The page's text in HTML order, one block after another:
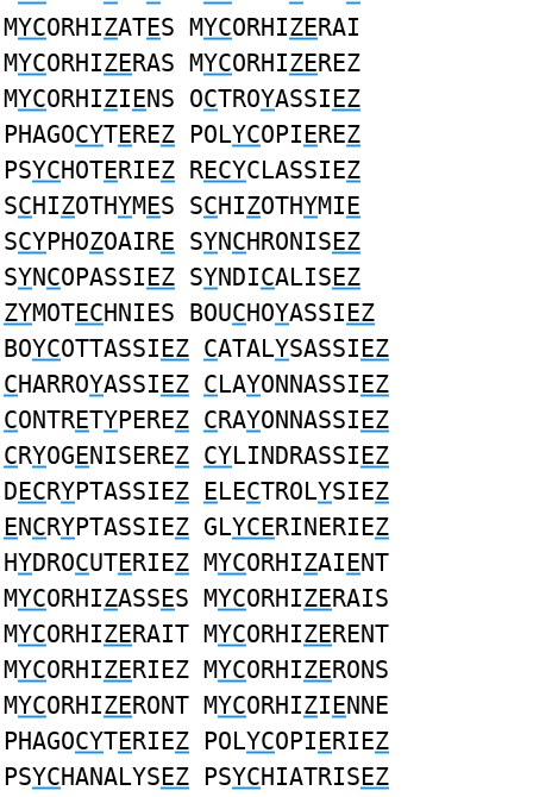
MYCORHIZATES MYCORHIZERAI
MYCORHIZERAS MYCORHIZEREZ
MYCORHIZIENS OCTROYASSIEZ
PHAGOCYTEREZ POLYCOPIEREZ
PSYCHOTERIEZ RECYCLASSIEZ
SCHIZOTHYMES SCHIZOTHYMIE
SCYPHOZOAIRE SYNCHRONISEZ
SYNCOPASSIEZ SYNDICALISEZ
ZYMOTECHNIES BOUCHOYASSIEZ
BOYCOTTASSIEZ CATALYSASSIEZ
CHARROYASSIEZ CLAYONNASSIEZ
CONTRETYPEREZ CRAYONNASSIEZ
CRYOGENISEREZ CYLINDRASSIEZ
DECRYPTASSIEZ ELECTROLYSIEZ
ENCRYPTASSIEZ GLYCERINERIEZ
HYDROCUTERIEZ MYCORHIZAIENT
MYCORHIZASSES MYCORHIZERAIS
MYCORHIZERAIT MYCORHIZERENT
MYCORHIZERIEZ MYCORHIZERONS
MYCORHIZERONT MYCORHIZIENNE
PHAGOCYTERIEZ POLYCOPIERIEZ
PSYCHANALYSEZ PSYCHIATRISEZ